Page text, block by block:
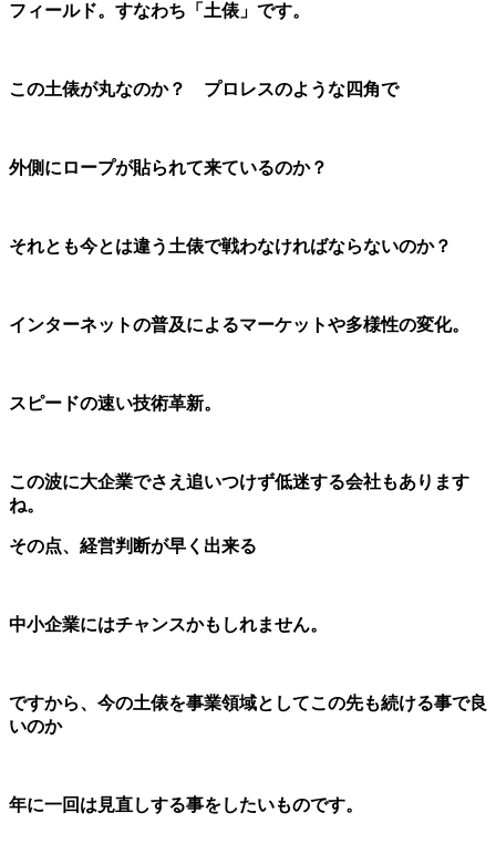
フィールド。すなわち「土俵」です。
この土俵が丸なのか？ プロレスのような四角で
外側にロープが貼られて来ているのか？
それとも今とは違う土俵で戦わなければならないのか？
インターネットの普及によるマーケットや多様性の変化。
スピードの速い技術革新。
この波に大企業でさえ追いつけず低迷する会社もあります
ね。
その点、経営判断が早く出来る
中小企業にはチャンスかもしれません。
ですから、今の土俵を事業領域としてこの先も続ける事で良
いのか
年に一回は見直しする事をしたいものです。